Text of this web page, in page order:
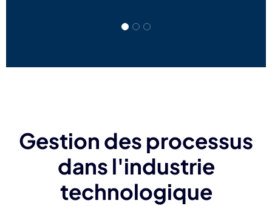
Gestion des processus
dans l'industrie
technologique